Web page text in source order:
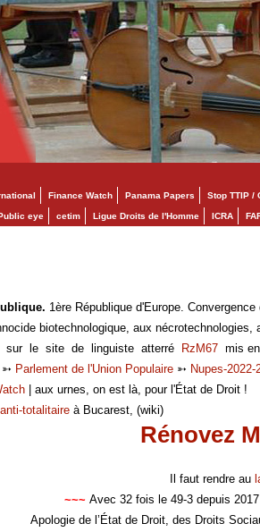
Finance Watch Panama Papers Stop TTIP /
eye cetim Ligue Droits de l'Homme ICRA
1ère République d'Europe.
biotechnologique, aux nécrotechnologies,
sur le site de linguiste atterré RzM67 mis
➳ Parlement de l'Union Populaire ➳ Nupes-2022-
| aux urnes, on est là, pour l'État de Droit !
anti-totalitaire à Bucarest, (wiki)
Rénovez
Il faut rendre au
~~~ Avec 32 fois le 49-3 depuis
Apologie de l’État de Droit, des Droits